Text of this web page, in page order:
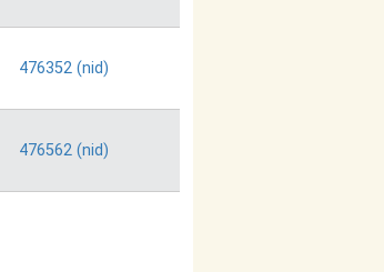
476352 (nid)
476562 (nid)